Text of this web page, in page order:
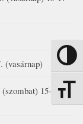
Nagy
(vasárnap)
15-19